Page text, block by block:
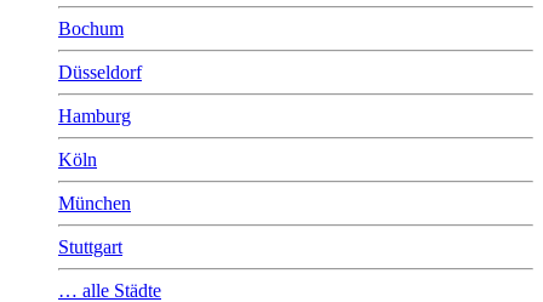
Bochum
Düsseldorf
Hamburg
Köln
München
Stuttgart
… alle Städte